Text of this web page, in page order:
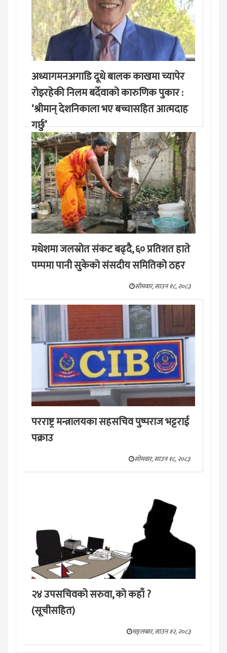
अध्यागमनअगाडि दूधे बालक काखमा च्यापेर
रोइरहेकी निलम बर्देवाको कारुणिक पुकार :
‘श्रीमान् देशनिकाला भए बच्चासहित आत्मदाह
गर्छु’
मङ्लबार, साउन १९, २०८३
मधेशमा जलस्रोत संकट बढ्दै, ६० प्रतिशत हाते
पम्पमा पानी सुकेको संसदीय समितिको ठहर
सोमवार, साउन १८, २०८३
परराष्ट्र मन्त्रालयका सहसचिव पुष्पराज भट्टराई
पक्राउ
सोमवार, साउन १८, २०८३
२४ उपसचिवको सरुवा, को कहाँ ?
(सूचीसहित)
मङ्लबार, साउन १२, २०८३